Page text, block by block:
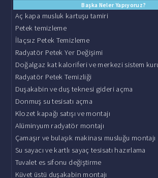
Başka Neler Yapıyoruz?
Aç kapa musluk kartuşu tamiri
Petek temizleme
İlaçsız Petek Temizleme
Radyatör Petek Yer Değişimi
Doğalgaz kat kaloriferi ve merkezi sistem
Radyatör Petek Temizliği
Duşakabin ve duş teknesi gideri açma
Donmuş su tesisatı açma
Klozet kapağı satışı ve montajı
Alüminyum radyatör montajı
Çamaşır ve bulaşık makinası musluğu montajı
Su sayacı ve kartlı sayaç tesisatı hazırlama
Tuvalet es sifonu değiştirme
Küvet üstü duşakabin montajı